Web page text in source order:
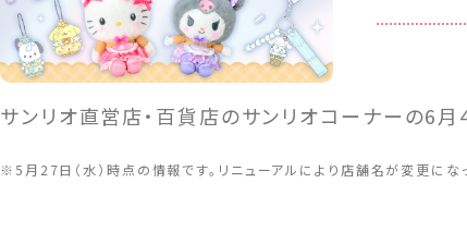
サンリオ直営店・百貨店のサンリオコーナーの6月
※5月27日（水）時点の情報です。リニューアルにより店舗名が変更にな